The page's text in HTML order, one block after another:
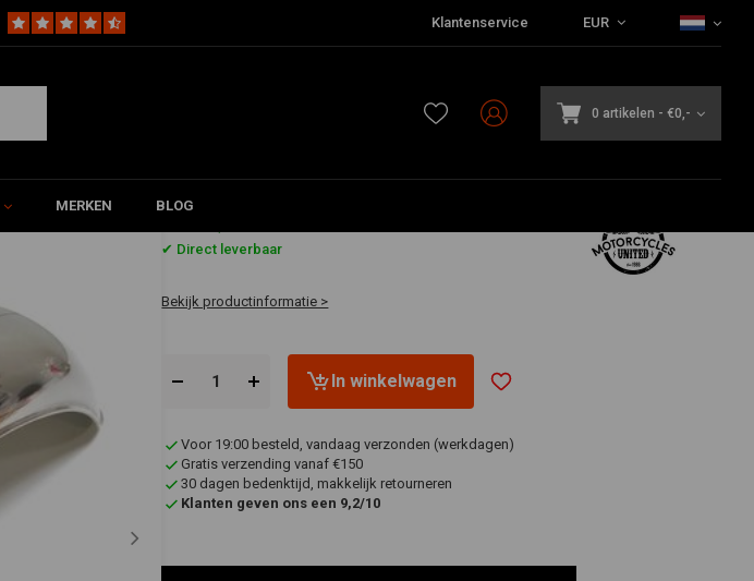
Klantenservice EUR
0 artikelen - €0,-
MERKEN BLOG
€54,95
✔ Direct leverbaar
Bekijk productinformatie >
In winkelwagen
Voor 19:00 besteld, vandaag verzonden (werkdagen)
Gratis verzending vanaf €150
30 dagen bedenktijd, makkelijk retourneren
Klanten geven ons een 9,2/10